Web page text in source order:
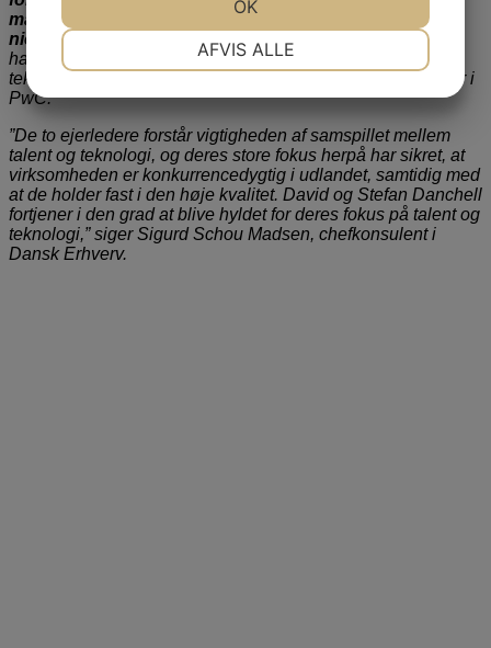
manuelle processer til en højt automatiseret
nichevirksomhed
. Med et stærkt fokus på de rette talenter
har de med stor succes tilpasset virksomheden til den
teknologiske udvikling”, siger Lars Vagner Hansen, director i
PwC.
”De to ejerledere forstår vigtigheden af samspillet mellem
talent og teknologi, og deres store fokus herpå har sikret, at
virksomheden er konkurrencedygtig i udlandet, samtidig med
at de holder fast i den høje kvalitet. David og Stefan Danchell
fortjener i den grad at blive hyldet for deres fokus på talent og
teknologi,” siger Sigurd Schou Madsen, chefkonsulent i
Dansk Erhverv.
AFVIS ALLE
OK